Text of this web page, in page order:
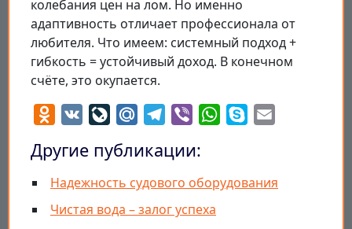
колебания цен на лом. Но именно
адаптивность отличает профессионала от
любителя. Что имеем: системный подход +
гибкость = устойчивый доход. В конечном
счёте, это окупается.
Odnoklassniki
VK LiveJournal
Mail.RuTelegram
Viber WhatsApp
Skype
Другие публикации:
Надежность судового оборудования
Чистая вода – залог успеха